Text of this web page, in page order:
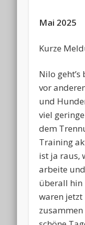
Mai 2025
Kurze
Nilo geht’s
vor
und
viel
dem
Training
ist ja raus,
arbeite
überall hin
waren